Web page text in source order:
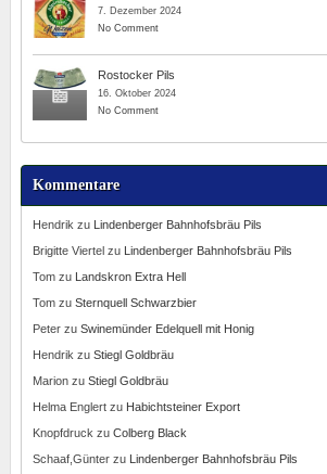
7. Dezember 2024
No Comment
Rostocker Pils
16. Oktober 2024
No Comment
Kommentare
Hendrik zu
Lindenberger Bahnhofsbräu Pils
Brigitte Viertel zu
Lindenberger Bahnhofsbräu Pils
Tomzu
Landskron Extra Hell
Tomzu Sternquell Schwarzbier
Peterzu Swinemünder Edelquell mit Honig
Hendrik zu Stiegl Goldbräu
Marionzu Stiegl Goldbräu
Helma Englertzu Habichtsteiner Export
Knopfdruck zu Colberg Black
Schaaf,Günterzu Lindenberger Bahnhofsbräu Pils